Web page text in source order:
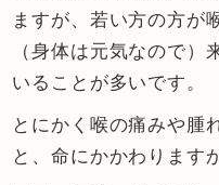
ますが、若い方の方が
（身体は元気なので）
いることが多いです。
とにかく喉の痛みや腫
と、命にかかわります